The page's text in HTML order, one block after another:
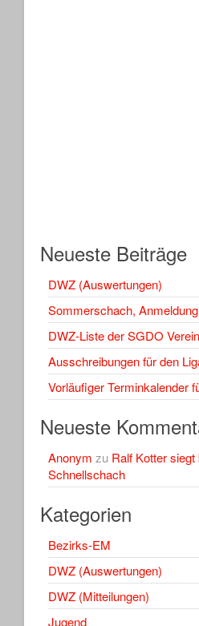
Neueste Beiträge
DWZ (Auswertungen)
Sommerschach, Anmeldung
DWZ-Liste der SGDO
Ausschreibungen für den
Vorläufiger Terminkalender
Neueste
Anonym zu Ralf Kotter
Schnellschach
Kategorien
Bezirks-EM
DWZ (Auswertungen)
DWZ (Mitteilungen)
Jugend